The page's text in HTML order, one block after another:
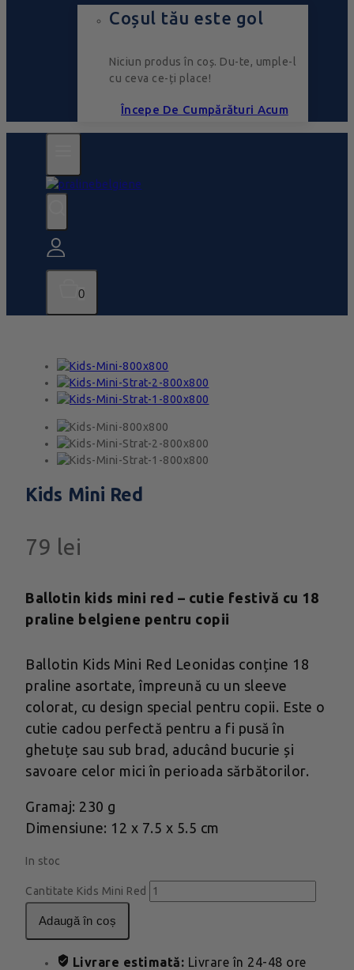
Coșul tău este gol
Niciun produs în coș. Du-te, umple-l
cu ceva ce-ți place!
Începe De Cumpărături Acum
0
Kids Mini Red
79 lei
Ballotin kids mini red – cutie festivă cu 18
praline belgiene pentru copii
Ballotin Kids Mini Red Leonidas conține 18
praline asortate, împreună cu un sleeve
colorat, cu design special pentru copii. Este o
cutie cadou perfectă pentru a fi pusă în
ghetuțe sau sub brad, aducând bucurie și
savoare celor mici în perioada sărbătorilor.
Gramaj: 230 g
Dimensiune: 12 x 7.5 x 5.5 cm
In stoc
Cantitate Kids Mini Red
adaugă în coș
Livrare estimată: Livrare în 24-48 ore